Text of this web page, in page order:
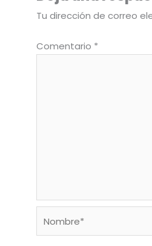
Tu dirección de correo
Comentario *